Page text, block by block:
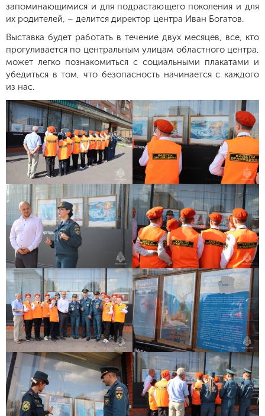
запоминающимися и для подрастающего поколения и для
их родителей, – делится директор центра Иван Богатов.
Выставка будет работать в течение двух месяцев, все, кто
прогуливается по центральным улицам областного центра,
может легко познакомиться с социальными плакатами и
убедиться в том, что безопасность начинается с каждого
из нас.